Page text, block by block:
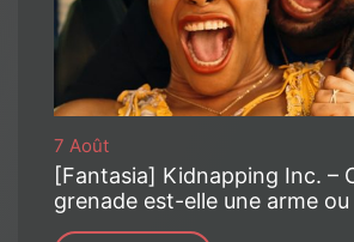
7 Août
[Fantasia] Kidnapping Inc. –
grenade est-elle une arme